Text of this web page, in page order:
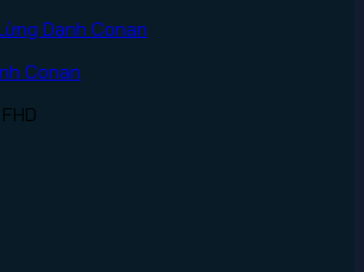
Conan
FHD